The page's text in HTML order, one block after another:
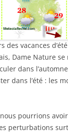
des vacances
Dame Nature se
dans
dans l’été : les
pourrions
perturbations